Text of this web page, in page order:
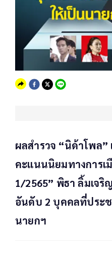
ผลสำรวจ “นิด้าโพล”
คะแนนนิยมทางการเ
1/2565” พิธา ลิ้มเจ
อันดับ 2 บุคคลที่ประ
นายกฯ